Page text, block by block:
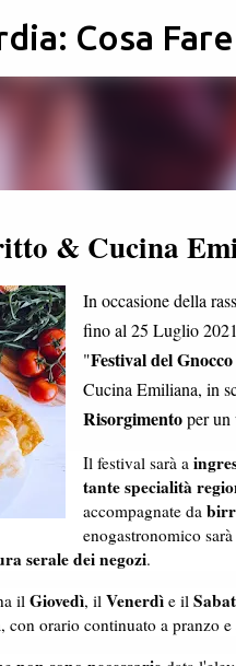
Cosa
& Cucina
In occasione della
fino al 25 Luglio
"Festival del
Cucina Emiliana, in
Risorgimentoper un
Il festival sarà a
tante specialità
accompagnate da
enogastronomico
serale dei negozi.
il Giovedì, il Venerdìe il
orario continuato a pranzo e